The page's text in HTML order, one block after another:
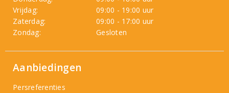
Vrijdag:
09:00 - 19:00 uur
Zaterdag:
09:00 - 17:00 uur
Zondag:
Gesloten
Aanbiedingen
Persreferenties